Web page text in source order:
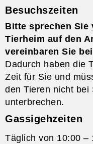
Besuchszeiten
Bitte sprechen Sie
Tierheim auf den
vereinbaren Sie
Dadurch haben die
Zeit für Sie und
den Tieren nicht bei
unterbrechen.
Gassigehzeiten
Täglich von 10:00 –